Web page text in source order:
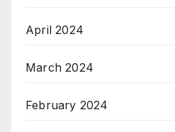
April 2024
March 2024
February 2024